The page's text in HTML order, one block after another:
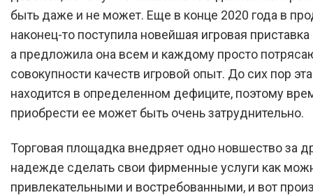
быть даже и не может. Еще в конце 2020 года в
наконец-то поступила новейшая игровая приставка
а предложила она всем и каждому просто
совокупности качеств игровой опыт. До сих пор
находится в определенном дефиците, поэтому
приобрести ее может быть очень затруднительно.
Торговая площадка внедряет одно новшество за
надежде сделать свои фирменные услуги как
привлекательными и востребованными, и вот